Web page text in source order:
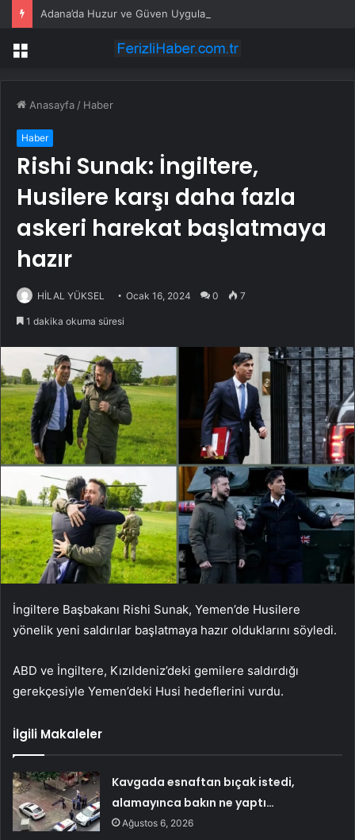
Adana’da Huzur ve Güven Uygulaması
Menü
Anasayfa / Haber
Haber
Rishi Sunak: İngiltere,
Husilere karşı daha fazla
askeri harekat başlatmaya
hazır
HİLAL YÜKSEL Ocak 16, 2024 0 7
1 dakika okuma süresi
İngiltere Başbakanı Rishi Sunak, Yemen’de Husilere
yönelik yeni saldırılar başlatmaya hazır olduklarını söyledi.
ABD ve İngiltere, Kızıldeniz’deki gemilere saldırdığı
gerekçesiyle Yemen’deki Husi hedeflerini vurdu.
İlgili Makaleler
Kavgada esnaftan bıçak istedi,
alamayınca bakın ne yaptı…
Ağustos 6, 2026